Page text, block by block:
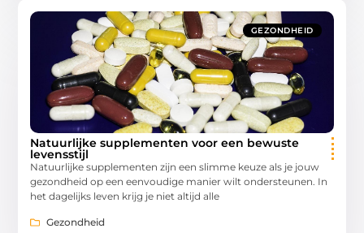
GEZONDHEID
Natuurlijke supplementen voor een bewuste
levensstijl
Natuurlijke supplementen zijn een slimme keuze als je jouw
gezondheid op een eenvoudige manier wilt ondersteunen. In
het dagelijks leven krijg je niet altijd alle
Gezondheid